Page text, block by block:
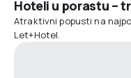
Hoteli u porastu –
Atraktivni popusti na
Let+Hotel.